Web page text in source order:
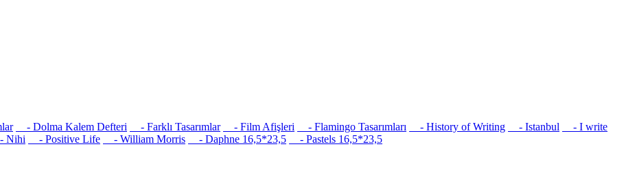
- Dolma Kalem Defteri - Farklı Tasarımlar - Film Afişleri - Flamingo Tasarımları - History of Writing - Istanbul
- I write
Nihi - Positive Life - William Morris - Daphne 16,5*23,5
- Pastels 16,5*23,5